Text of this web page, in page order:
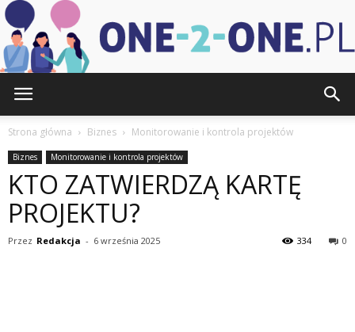
2-
Strona główna Biznes Monitorowanie i kontrola projektów
Biznes Monitorowanie i kontrola projektów
KTO ZATWIERDZĄ KARTĘ
PROJEKTU?
Przez Redakcja - 6 września 2025 0
334